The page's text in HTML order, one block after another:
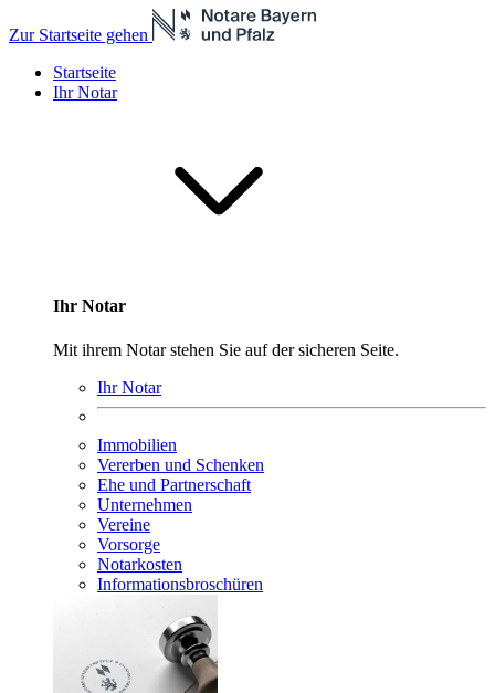
Zur Startseite gehen
Startseite
Ihr Notar
Ihr Notar
Mit ihrem Notar stehen Sie auf der sicheren Seite.
Ihr Notar
Immobilien
Vererben und Schenken
Ehe und Partnerschaft
Unternehmen
Vereine
Vorsorge
Notarkosten
Informationsbroschüren